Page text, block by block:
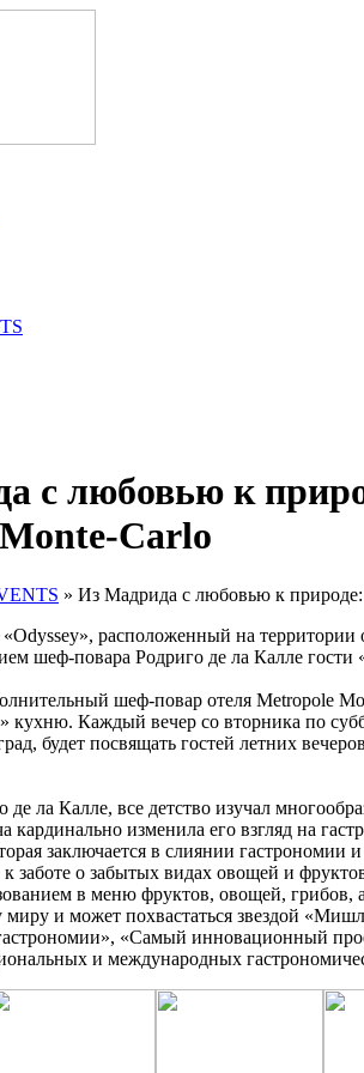
с любовью к
Carlo
» Из Мадрида с любовью к природе:
расположенный на
шеф-повара Родриго де ла Калле
шеф-повар отеля Metropole
кухню. Каждый вечер со вторника по
будет посвящать гостей летних
ла Калле, все детство изучал
кардинально изменила его взгляд на
заключается в слиянии
заботе о забытых видах овощей и
в меню фруктов, овощей, грибов,
миру и может похвастаться звездой
«Самый инновационный
и международных